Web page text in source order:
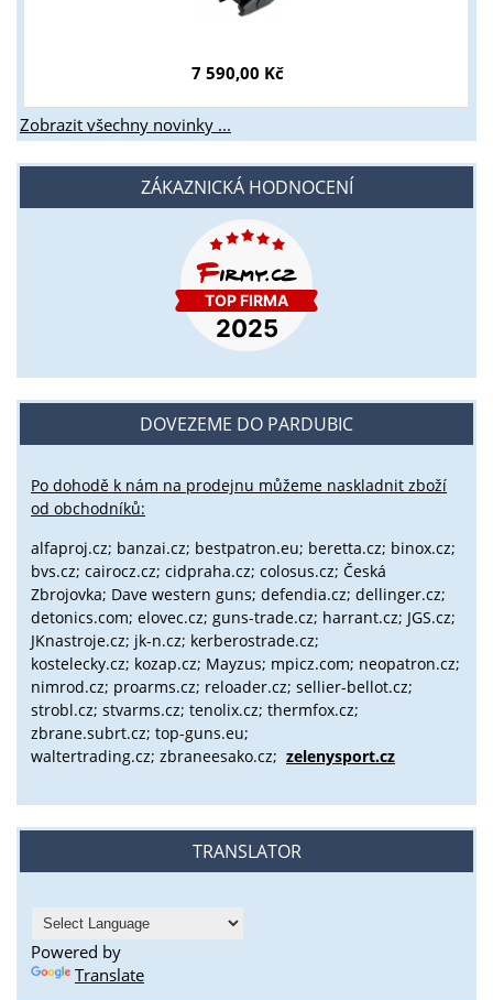
7 590,00 Kč
Zobrazit všechny novinky ...
ZÁKAZNICKÁ HODNOCENÍ
DOVEZEME DO PARDUBIC
Po dohodě k nám na prodejnu můžeme naskladnit zboží
od obchodníků:
alfaproj.cz; banzai.cz; bestpatron.eu; beretta.cz; binox.cz;
bvs.cz; cairocz.cz; cidpraha.cz; colosus.cz; Česká
Zbrojovka; Dave western guns; defendia.cz; dellinger.cz;
detonics.com; elovec.cz; guns-trade.cz; harrant.cz; JGS.cz;
JKnastroje.cz; jk-n.cz; kerberostrade.cz;
kostelecky.cz; kozap.cz; Mayzus; mpicz.com; neopatron.cz;
nimrod.cz; proarms.cz; reloader.cz; sellier-bellot.cz;
strobl.cz; stvarms.cz; tenolix.cz; thermfox.cz;
zbrane.subrt.cz; top-guns.eu;
waltertrading.cz; zbraneesako.cz; zelenysport.cz
TRANSLATOR
Powered by
Translate